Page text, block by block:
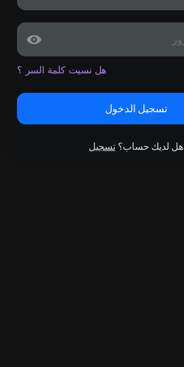
هل نسيت كلمة السر ؟
تسجيل الدخول
هل لديك حساب؟تسجيل